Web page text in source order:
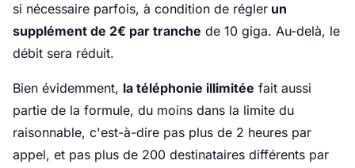
si nécessaire parfois, à condition de régler un
supplément de 2€ par tranche de 10 giga. Au-delà, le
débit sera réduit.
Bien évidemment, la téléphonie illimitée fait aussi
partie de la formule, du moins dans la limite du
raisonnable, c'est-à-dire pas plus de 2 heures par
appel, et pas plus de 200 destinataires différents par